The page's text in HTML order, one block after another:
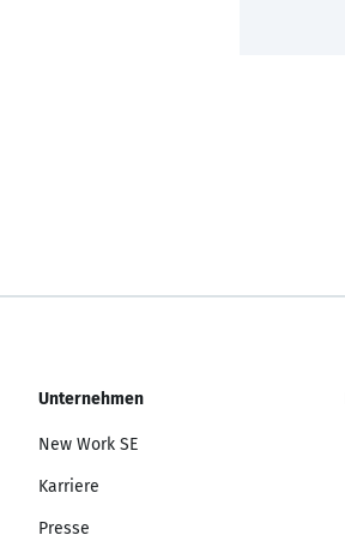
Unternehmen
New Work SE
Karriere
Presse